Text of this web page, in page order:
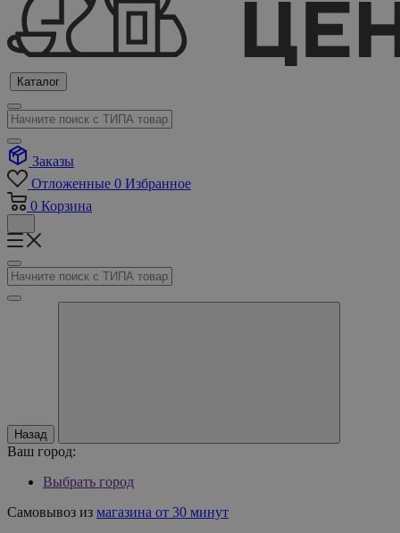
Каталог
Заказы
Отложенные 0 Избранное
0 Корзина
Назад
Ваш город:
Выбрать город
Самовывоз из магазина от 30 минут